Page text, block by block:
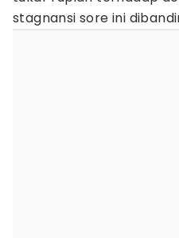
stagnansi sore ini